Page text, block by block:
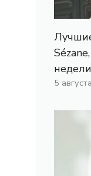
недели
5